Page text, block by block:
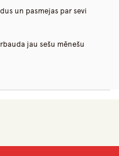
un pasmejas par sevi
jau sešu mēnešu